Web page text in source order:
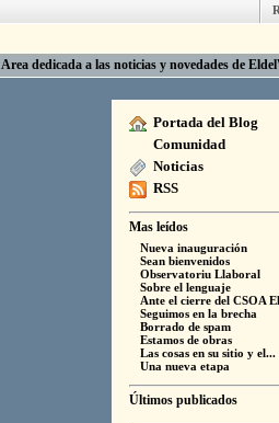
Area dedicada a las noticias y novedades de
Portada del Blog
Comunidad
Noticias
RSS
Mas leídos
Nueva inauguración
Sean bienvenidos
Observatoriu Llaboral
Sobre el lenguaje
Ante el cierre del CSOA
Seguimos en la brecha
Borrado de spam
Estamos de obras
Las cosas en su sitio y el...
Una nueva etapa
Últimos publicados